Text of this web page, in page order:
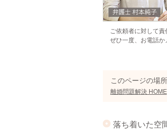
ご依頼者に対して
ぜひ一度、お電話か
このページの場
離婚問題解決 HOME
落ち着いた空